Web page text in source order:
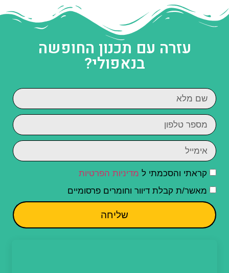
עזרה עם תכנון החופשה
בנאפולי?
קראתי והסכמתי ל מדיניות הפרטיות
מאשר/ת קבלת דיוור וחומרים פרסומיים
שליחה